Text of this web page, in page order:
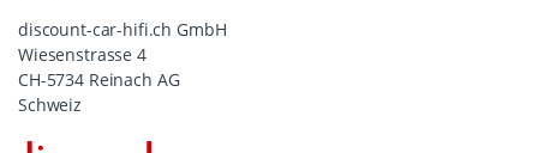
discount-car-hifi.ch GmbH
Wiesenstrasse 4
CH-5734 Reinach AG
Schweiz